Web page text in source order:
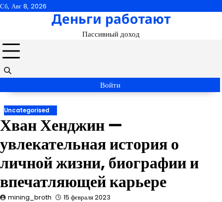
Перейти
Сб, Авг 8, 2026
Деньги работают
Пассивный доход
Войти
Uncategorised
Хван Хенджин —
увлекательная история о
личной жизни, биографии и
впечатляющей карьере
mining_broth 15 февраля 2023